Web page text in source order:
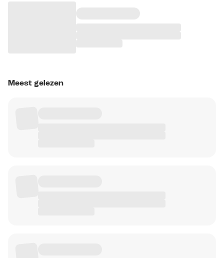
Meest gelezen